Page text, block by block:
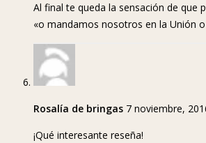
Al final te queda la sensación de que
«o mandamos nosotros en la Unión
Rosalía de bringas 7 noviembre,
¡Qué interesante reseña!